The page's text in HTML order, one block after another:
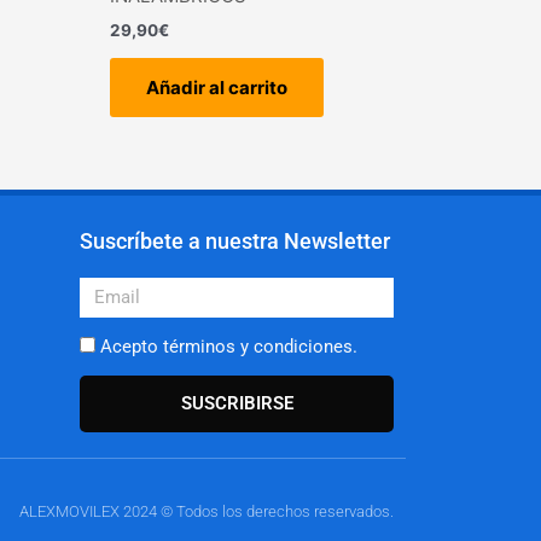
29,90€
Añadir al carrito
Suscríbete a nuestra Newsletter
Email
Acepto términos y condiciones.
SUSCRIBIRSE
ALEXMOVILEX 2024 © Todos los derechos reservados.